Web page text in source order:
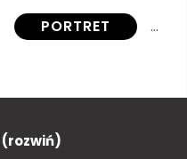
PORTRET
EMOCJA
(rozwiń)